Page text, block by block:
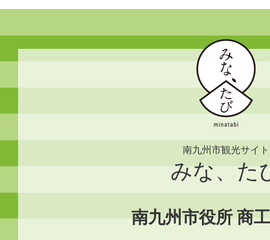
南九州市観光サイト
みな、た
南九州市役所 商